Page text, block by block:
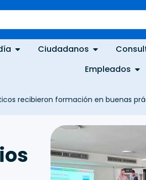
Ciudadanos
Empleados
recibieron formación en buenas